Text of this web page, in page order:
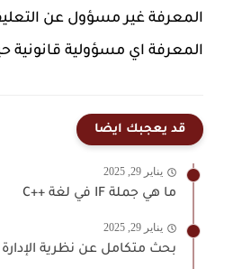
المعرفة غير مسؤول عن
المعرفة اي مسؤولية قانونية
قد يعجبك ايضا
يناير 29, 2025
ما هي جملة IF في لغة ++C
يناير 29, 2025
بحث متكامل عن نظرية الإدارة